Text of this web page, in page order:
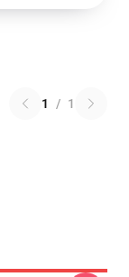
1 / 1